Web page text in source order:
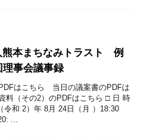
熊本まちなみトラスト 例
理事会議事録
はこちら 当日の議案書のPDFは
料（その2）のPDFはこちら □ 日 時
令和 2）年 8月 24日（月 ）18:30
...